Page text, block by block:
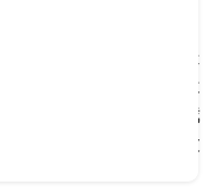
生活可能會變得混
我，這種轉變可以是
以來，它作為我每天
改善睡眠。因此，我
續閱讀我發現的三大